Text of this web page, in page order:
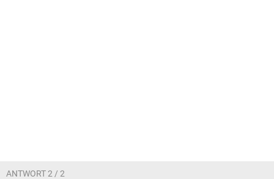
ANTWORT 2 / 2